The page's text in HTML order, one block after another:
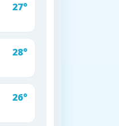
27°
28°
26°